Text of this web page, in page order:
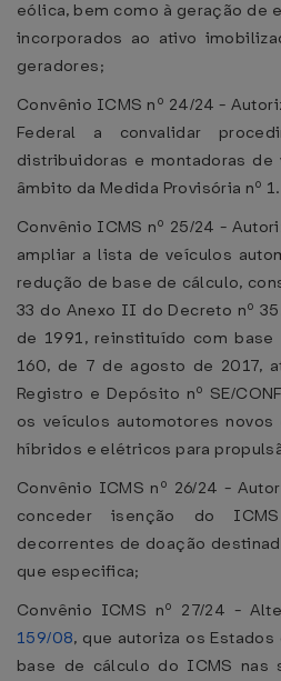
eólica, bem como à geração de
incorporados ao ativo
geradores;
Convênio ICMS nº 24/24 -
Federal a convalidar
distribuidoras e montadoras
âmbito da Medida Provisória nº
Convênio ICMS nº 25/24 -
ampliar a lista de veículos
redução de base de cálculo,
33 do Anexo II do Decreto nº
de 1991, reinstituído com base
160, de 7 de agosto de 2017,
Registro e Depósito nº SE/
os veículos automotores
híbridos e elétricos para
Convênio ICMS nº 26/24 -
conceder isenção do
decorrentes de doação
que especifica;
Convênio ICMS nº 27/24 -
159/08, que autoriza os
base de cálculo do ICMS nas